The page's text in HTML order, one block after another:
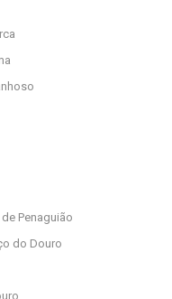
Penaguião
do Douro